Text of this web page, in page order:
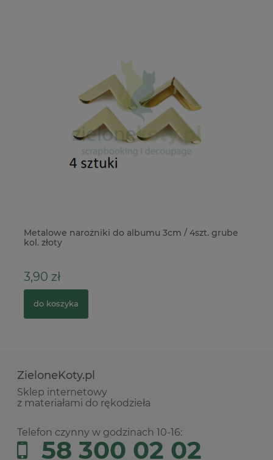
Metalowe narożniki do albumu 3cm / 4szt. grube
kol. złoty
3,90 zł
do koszyka
ZieloneKoty.pl
Sklep internetowy
z materiałami do rękodzieła
Telefon czynny w godzinach 10-16:
58 300 02 02